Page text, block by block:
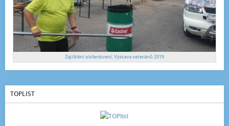
Zajištění občerstvení, Výstava veteránů 2019
TOPLIST